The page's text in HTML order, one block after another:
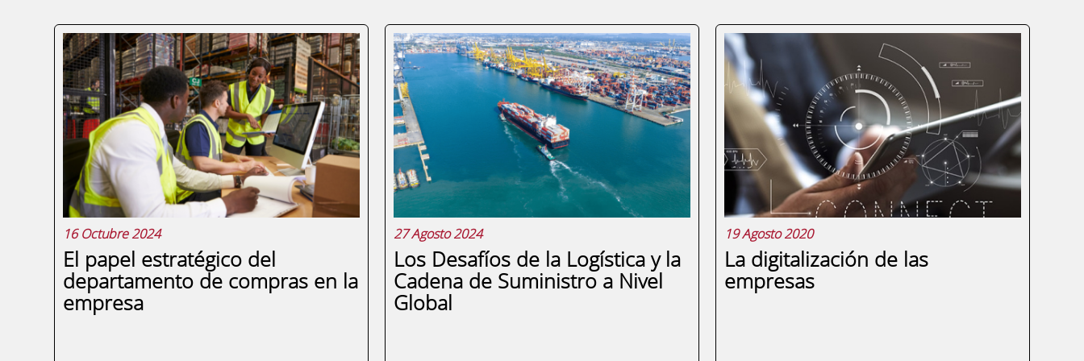
¿Qué sucede cuando tu pedido online no
es lo que esperabas y quieres devolverlo?
¿Y cuándo el producto llega con defecto?
¿Te has preguntado qué sucede con los
muebles que IKEA compra a sus clientes o
qué sucede con los botellines de Coca-
Cola?...
16 Octubre 2024
El papel estratégico del
departamento de compras en la
empresa
27 Agosto 2024
Los Desafíos de la Logística y la
Cadena de Suministro a Nivel
Global
19 Agosto 2020
La digitalización de las
empresas